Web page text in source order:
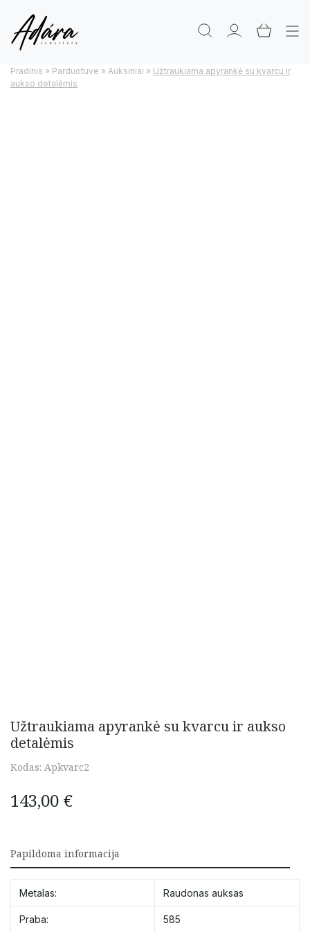
Pradinis » Parduotuve » Auksiniai » Užtraukiama apyrankė su kvarcu ir
aukso detalėmis
Užtraukiama apyrankė su kvarcu ir aukso
detalėmis
Kodas: Apkvarc2
143,00 €
Papildoma informacija
Metalas: Raudonas auksas
Praba: 585